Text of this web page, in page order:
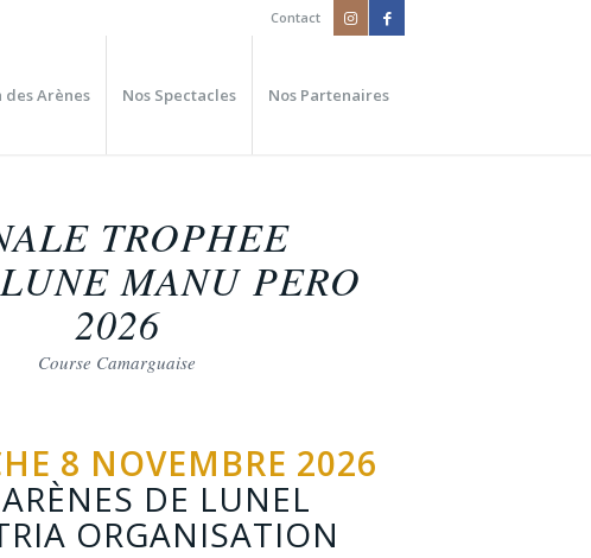
Contact
des Arènes Nos Spectacles Nos Partenaires
TROPHEE
MANU PERO
2026
Course Camarguaise
8 NOVEMBRE 2026
DE LUNEL
ORGANISATION